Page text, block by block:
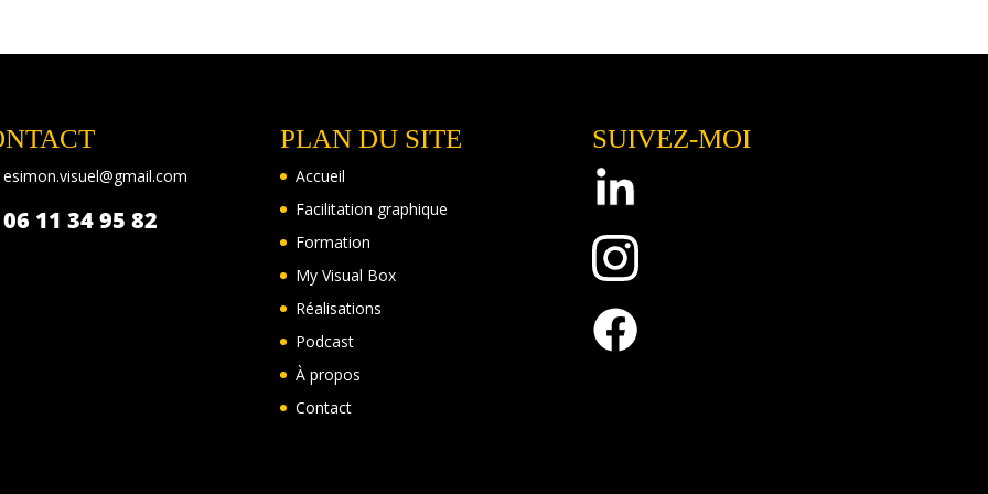
esimon.visuel@gmail.com
06 11 34 95 82
PLAN DU SITE
Accueil
Facilitation graphique
Formation
My Visual Box
Réalisations
Podcast
À propos
Contact
SUIVEZ-MOI